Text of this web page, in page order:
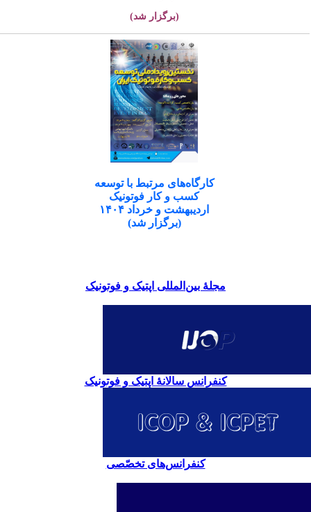
(برگزار شد)
کارگاه‌های مرتبط با توسعه
کسب و کار فوتونیک
اردیبهشت و خرداد ۱۴۰۴
(برگزار شد)
مجلۀ بین‌المللی اپتیک و فوتونیک
کنفرانس سالانۀ اپتیک و فوتونیک
کنفرانس‌های تخصّصی